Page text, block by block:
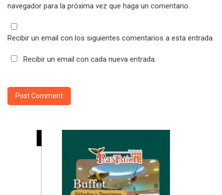
navegador para la próxima vez que haga un comentario.
Recibir un email con los siguientes comentarios a esta entrada.
Recibir un email con cada nueva entrada.